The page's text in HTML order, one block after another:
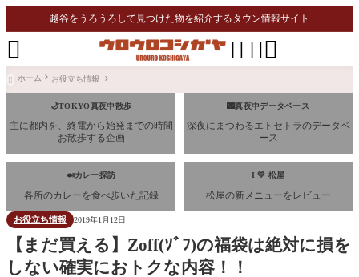
越谷をうろうろして見つけた物を紹介するタウン情報サイト
 

 ホーム お役立ち情報
🌙TOKYO真夜中散歩
主に都内を、終電から始発までの時間
お散歩する企画
🌃真夜中データベース
深夜にまつわるエトセトラのデータベ
ース
🍛カレー探訪
各所のカレーを食べ歩いた記録
I 💛 松屋
松屋の新メニューをレビュー
お役立ち情報 2019年1月12日
【まだ買える】Zoff(ｿﾞﾌ)の福袋は絶対に損を
しない確実におトクな内容！！